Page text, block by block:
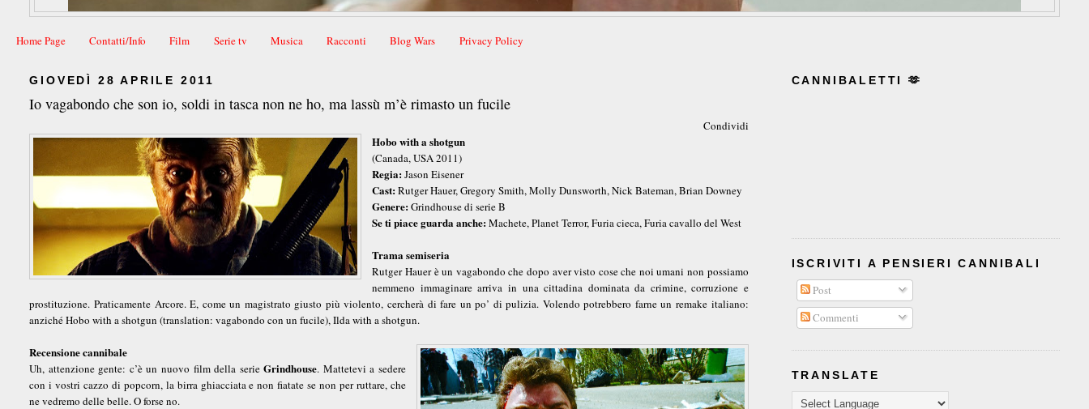
Home Page Contatti/Info Film Serie tv Musica Racconti Blog Wars Privacy Policy
GIOVEDÌ 28 APRILE 2011
Io vagabondo che son io, soldi in tasca non ne ho, ma lassù m’è rimasto un fucile
Condividi
Hobo with a shotgun
(Canada, USA 2011)
Regia:Jason Eisener
Cast:Rutger Hauer, Gregory Smith, Molly Dunsworth, Nick Bateman, Brian Downey
Genere:Grindhouse di serie B
Se ti piace guarda anche:Machete, Planet Terror, Furia cieca, Furia cavallo del West
Trama semiseria
Rutger Hauer è un vagabondo che dopo aver visto cose che noi umani non possiamo
nemmeno immaginare arriva in una cittadina dominata da crimine, corruzione e
prostituzione. Praticamente Arcore. E, come un magistrato giusto più violento, cercherà di fare un po’ di pulizia. Volendo potrebbero farne un remake italiano:
anziché Hobo with a shotgun (translation: vagabondo con un fucile), Ilda with a shotgun.
Recensione cannibale
Uh, attenzione gente: c’è un nuovo film della serieGrindhouse. Mattetevi a sedere
con i vostri cazzo di popcorn, la birra ghiacciata e non fiatate se non per ruttare, che
ne vedremo delle belle. O forse no.
CANNIBALETTI 🫶
ISCRIVITI A PENSIERI CANNIBALI
Post
Commenti
TRANSLATE